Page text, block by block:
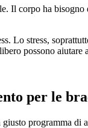
Il corpo ha
Lo stress,
possono
per le
programma di